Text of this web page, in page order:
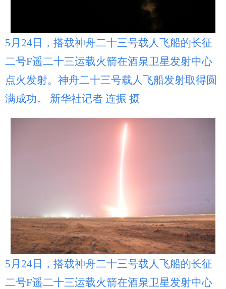
5月24日，搭载神舟二十三号载人飞船的长征
二号F遥二十三运载火箭在酒泉卫星发射中心
点火发射。神舟二十三号载人飞船发射取得圆
满成功。 新华社记者 连振 摄
5月24日，搭载神舟二十三号载人飞船的长征
二号F遥二十三运载火箭在酒泉卫星发射中心